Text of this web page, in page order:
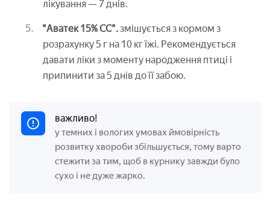
лікування — 7 днів.
"Аватек 15% СС".змішується з кормом з
розрахунку 5 г на 10 кг їжі. Рекомендується
давати ліки з моменту народження птиці і
припинити за 5 днів до її забою.
важливо!
у темних і вологих умовах ймовірність
розвитку хвороби збільшується, тому варто
стежити за тим, щоб в курнику завжди було
сухо і не дуже жарко.